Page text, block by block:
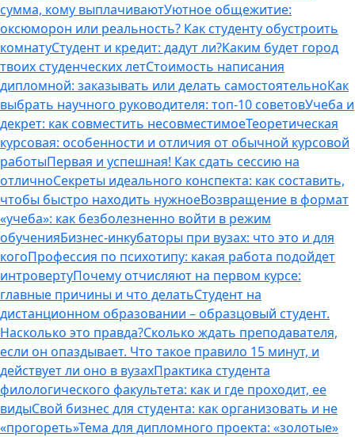
сумма, кому выплачиваютУютное общежитие:
оксюморон или реальность? Как студенту обустроить
комнатуСтудент и кредит: дадут ли?Каким будет город
твоих студенческих летСтоимость написания
дипломной: заказывать или делать самостоятельноКак
выбрать научного руководителя: топ-10 советовУчеба и
декрет: как совместить несовместимоеТеоретическая
курсовая: особенности и отличия от обычной курсовой
работыПервая и успешная! Как сдать сессию на
отличноСекреты идеального конспекта: как составить,
чтобы быстро находить нужноеВозвращение в формат
«учеба»: как безболезненно войти в режим
обученияБизнес-инкубаторы при вузах: что это и для
когоПрофессия по психотипу: какая работа подойдет
интровертуПочему отчисляют на первом курсе:
главные причины и что делатьСтудент на
дистанционном образовании – образцовый студент.
Насколько это правда?Сколько ждать преподавателя,
если он опаздывает. Что такое правило 15 минут, и
действует ли оно в вузахПрактика студента
филологического факультета: как и где проходит, ее
видыСвой бизнес для студента: как организовать и не
«прогореть»Тема для дипломного проекта: «золотые»